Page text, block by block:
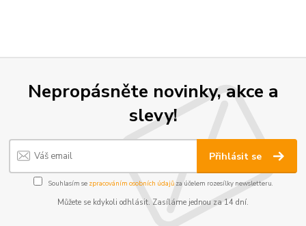
Nepropásněte novinky, akce a
slevy!
Přihlásit se
Souhlasím se zpracováním osobních údajůza účelem rozesílky newsletteru.
Můžete se kdykoli odhlásit. Zasíláme jednou za 14 dní.